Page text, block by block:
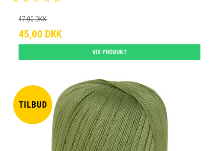
47,00 DKK
45,00 DKK
VIS PRODUKT
TILBUD